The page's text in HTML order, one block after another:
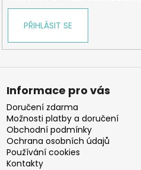
PŘIHLÁSIT SE
Informace pro vás
Doručení zdarma
Možnosti platby a doručení
Obchodní podmínky
Ochrana osobních údajů
Používání cookies
Kontakty